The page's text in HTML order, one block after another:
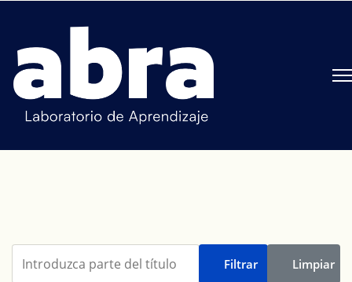
Filtrar Limpiar